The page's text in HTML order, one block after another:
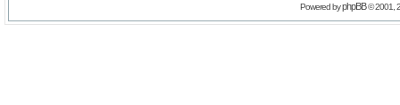
Powered byphpBB© 2001,